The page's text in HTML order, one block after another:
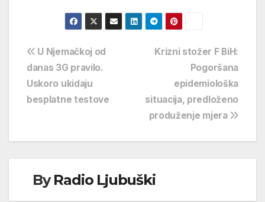
Navigacija
objava
Krizni stožer F BiH:
Pogoršana
epidemiološka
situacija, predloženo
produženje mjera
U Njemačkoj od
danas 3G pravilo.
Uskoro ukidaju
besplatne testove
ByRadio Ljubuški